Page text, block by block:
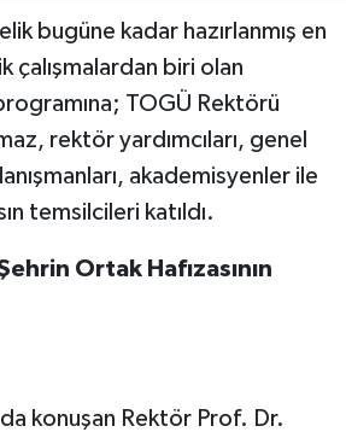
bugüne kadar hazırlanmış en
çalışmalardan biri olan
TOGÜ Rektörü
rektör yardımcıları, genel
akademisyenler ile
temsilcileri katıldı.
Ortak Hafızasının
konuşan Rektör Prof. Dr.